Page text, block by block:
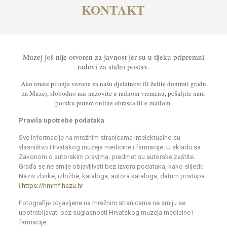
KONTAKT
Muzej još nije otvoren za javnost jer su u tijeku pripremni
radovi za stalni postav.
Ako imate pitanja vezana za našu djelatnost ili želite donirati građu
za Muzej, slobodno nas nazovite u radnom vremenu, pošaljite nam
poruku putem online obrasca ili e-mailom.
Pravila upotrebe podataka
Sve informacije na mrežnim stranicama intelektualno su
vlasništvo Hrvatskog muzeja medicine i farmacije. U skladu sa
Zakonom o autorskim pravima, predmet su autorske zaštite.
Građa se ne smije objavljivati bez izvora podataka, kako slijedi:
Naziv zbirke, izložbe, kataloga, autora kataloga, datum pristupa
i https://hmmf.hazu.hr
Fotografije objavljene na mrežnim stranicama ne smiju se
upotrebljavati bez suglasnosti Hrvatskog muzeja medicine i
farmacije.